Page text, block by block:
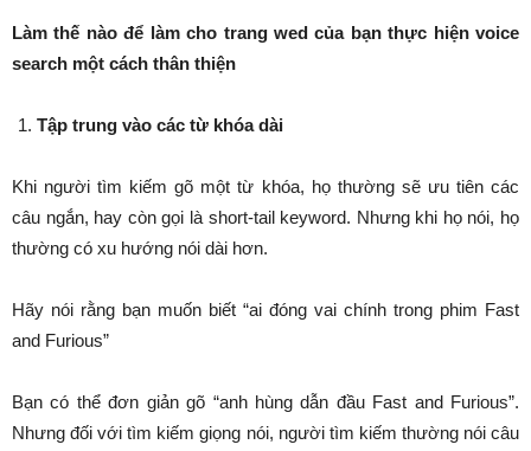
Làm thế nào để làm cho trang wed của bạn thực hiện voice
search một cách thân thiện
Tập trung vào các từ khóa dài
Khi người tìm kiếm gõ một từ khóa, họ thường sẽ ưu tiên các
câu ngắn, hay còn gọi là short-tail keyword. Nhưng khi họ nói, họ
thường có xu hướng nói dài hơn.
Hãy nói rằng bạn muốn biết “ai đóng vai chính trong phim Fast
and Furious”
Bạn có thể đơn giản gõ “anh hùng dẫn đầu Fast and Furious”.
Nhưng đối với tìm kiếm giọng nói, người tìm kiếm thường nói câu